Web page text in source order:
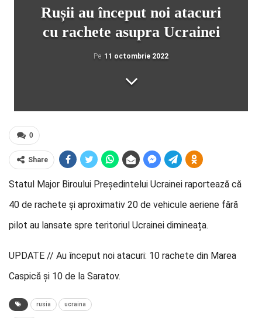
Rușii au început noi atacuri
cu rachete asupra Ucrainei
Pe 11 octombrie 2022
0
Share
Statul Major Biroului Președintelui Ucrainei raportează că
40 de rachete și aproximativ 20 de vehicule aeriene fără
pilot au lansate spre teritoriul Ucrainei dimineața.
UPDATE // Au început noi atacuri: 10 rachete din Marea
Caspică și 10 de la Saratov.
rusia ucraina